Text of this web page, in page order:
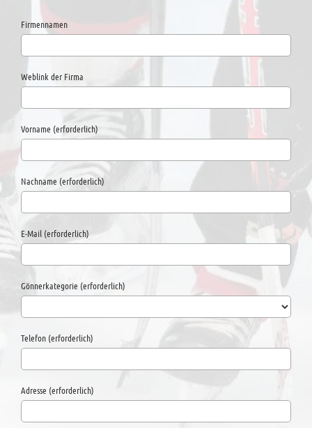
Firmennamen
Weblink der Firma
Vorname (erforderlich)
Nachname (erforderlich)
E-Mail (erforderlich)
Gönnerkategorie (erforderlich)
Telefon (erforderlich)
Adresse (erforderlich)